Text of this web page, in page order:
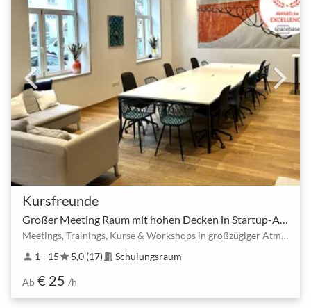
Kursfreunde
Meetings, Trainings, Kurse & Workshops in großzügiger Atmosphäre
person 1 - 15star5,0 (17) meeting_room Schulungsraum
Ab € 25 /h